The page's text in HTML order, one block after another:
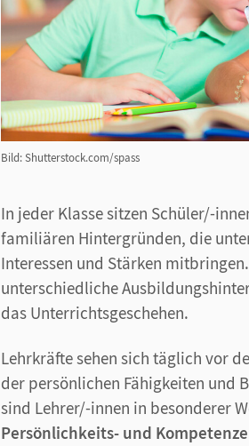
Bild: Shutterstock.com/spass
In jeder Klasse sitzen Schüler/-
familiären Hintergründen, die
Interessen und Stärken
unterschiedliche
das Unterrichtsgeschehen.
Lehrkräfte sehen sich täglich vor
der persönlichen Fähigkeiten und
sind Lehrer/-innen in besonderer
Persönlichkeits- und